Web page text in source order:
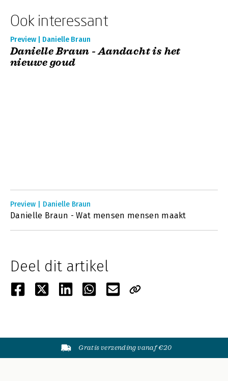
Ook interessant
Preview | Danielle Braun
Danielle Braun - Aandacht is het
nieuwe goud
Preview | Danielle Braun
Danielle Braun - Wat mensen mensen maakt
Deel dit artikel
Gratis verzending vanaf €20